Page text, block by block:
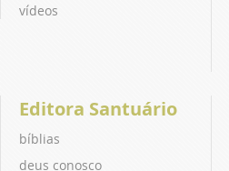
vídeos
Editora Santuário
bíblias
deus conosco